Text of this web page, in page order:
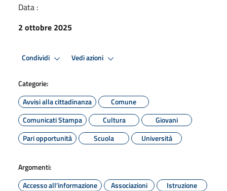
Data :
2 ottobre 2025
Condividi Vedi azioni
Categorie:
Avvisi alla cittadinanza
Comune
Comunicati Stampa
Cultura
Giovani
Pari opportunità
Scuola Università
Argomenti:
Accesso all'informazione
Associazioni
Istruzione